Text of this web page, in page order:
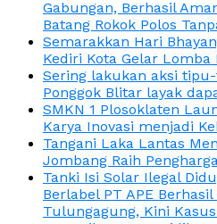
Gabungan, Berhasil
Batang Rokok Polos
Semarakkan Hari
Kediri Kota Gelar Lomba
Sering lakukan aksi
Ponggok Blitar layak
SMKN 1 Plosoklaten
Karya Inovasi menjadi
Tangani Laka Lantas
Jombang Raih
Tanki Isi Solar Ilegal
Berlabel PT APE
Tulungagung, Kini